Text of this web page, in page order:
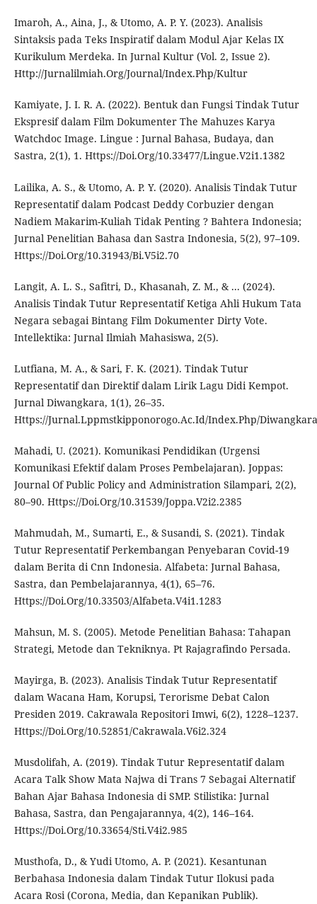
Imaroh, A., Aina, J., & Utomo, A. P. Y. (2023). Analisis
Sintaksis pada Teks Inspiratif dalam Modul Ajar Kelas IX
Kurikulum Merdeka. In Jurnal Kultur (Vol. 2, Issue 2).
Http://Jurnalilmiah.Org/Journal/Index.Php/Kultur
Kamiyate, J. I. R. A. (2022). Bentuk dan Fungsi Tindak Tutur
Ekspresif dalam Film Dokumenter The Mahuzes Karya
Watchdoc Image. Lingue : Jurnal Bahasa, Budaya, dan
Sastra, 2(1), 1. Https://Doi.Org/10.33477/Lingue.V2i1.1382
Lailika, A. S., & Utomo, A. P. Y. (2020). Analisis Tindak Tutur
Representatif dalam Podcast Deddy Corbuzier dengan
Nadiem Makarim-Kuliah Tidak Penting ? Bahtera Indonesia;
Jurnal Penelitian Bahasa dan Sastra Indonesia, 5(2), 97–109.
Https://Doi.Org/10.31943/Bi.V5i2.70
Langit, A. L. S., Safitri, D., Khasanah, Z. M., & ... (2024).
Analisis Tindak Tutur Representatif Ketiga Ahli Hukum Tata
Negara sebagai Bintang Film Dokumenter Dirty Vote.
Intellektika: Jurnal Ilmiah Mahasiswa, 2(5).
Lutfiana, M. A., & Sari, F. K. (2021). Tindak Tutur
Representatif dan Direktif dalam Lirik Lagu Didi Kempot.
Jurnal Diwangkara, 1(1), 26–35.
Https://Jurnal.Lppmstkipponorogo.Ac.Id/Index.Php/
Mahadi, U. (2021). Komunikasi Pendidikan (Urgensi
Komunikasi Efektif dalam Proses Pembelajaran). Joppas:
Journal Of Public Policy and Administration Silampari, 2(2),
80–90. Https://Doi.Org/10.31539/Joppa.V2i2.2385
Mahmudah, M., Sumarti, E., & Susandi, S. (2021). Tindak
Tutur Representatif Perkembangan Penyebaran Covid-19
dalam Berita di Cnn Indonesia. Alfabeta: Jurnal Bahasa,
Sastra, dan Pembelajarannya, 4(1), 65–76.
Https://Doi.Org/10.33503/Alfabeta.V4i1.1283
Mahsun, M. S. (2005). Metode Penelitian Bahasa: Tahapan
Strategi, Metode dan Tekniknya. Pt Rajagrafindo Persada.
Mayirga, B. (2023). Analisis Tindak Tutur Representatif
dalam Wacana Ham, Korupsi, Terorisme Debat Calon
Presiden 2019. Cakrawala Repositori Imwi, 6(2), 1228–1237.
Https://Doi.Org/10.52851/Cakrawala.V6i2.324
Musdolifah, A. (2019). Tindak Tutur Representatif dalam
Acara Talk Show Mata Najwa di Trans 7 Sebagai Alternatif
Bahan Ajar Bahasa Indonesia di SMP. Stilistika: Jurnal
Bahasa, Sastra, dan Pengajarannya, 4(2), 146–164.
Https://Doi.Org/10.33654/Sti.V4i2.985
Musthofa, D., & Yudi Utomo, A. P. (2021). Kesantunan
Berbahasa Indonesia dalam Tindak Tutur Ilokusi pada
Acara Rosi (Corona, Media, dan Kepanikan Publik).